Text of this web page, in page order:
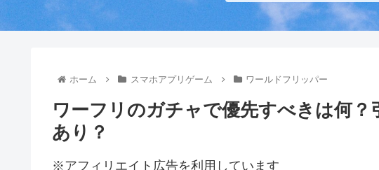
ホーム スマホアプリゲーム ワールドフリッパー
ワーフリのガチャで優先すべきは何
あり？
※アフィリエイト広告を利用しています